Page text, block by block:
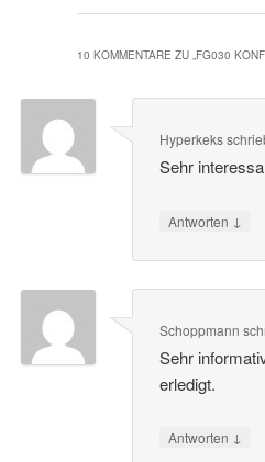
10 KOMMENTARE ZU „FG030
Hyperkeks
Sehr
Antworten ↓
Schoppmann
Sehr
erledigt.
Antworten ↓